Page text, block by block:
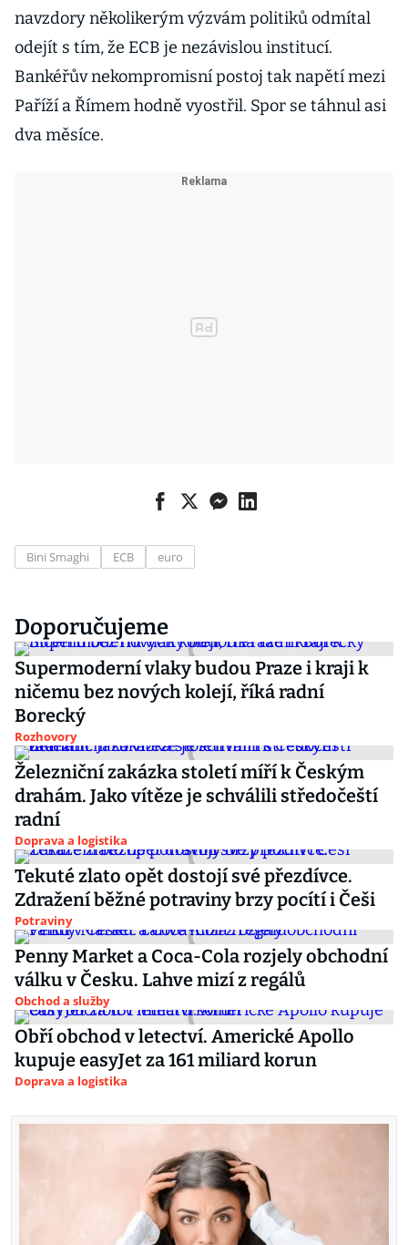
navzdory několikerým výzvám politiků odmítal
odejít s tím, že ECB je nezávislou institucí.
Bankéřův nekompromisní postoj tak napětí mezi
Paříží a Římem hodně vyostřil. Spor se táhnul asi
dva měsíce.
Bini Smaghi ECB euro
Doporučujeme
Supermoderní vlaky budou Praze i kraji k
ničemu bez nových kolejí, říká radní
Borecký
Rozhovory
Železniční zakázka století míří k Českým
drahám. Jako vítěze je schválili středočeští
radní
Doprava a logistika
Tekuté zlato opět dostojí své přezdívce.
Zdražení běžné potraviny brzy pocítí i Češi
Potraviny
Penny Market a Coca-Cola rozjely obchodní
válku v Česku. Lahve mizí z regálů
Obchod a služby
Obří obchod v letectví. Americké Apollo
kupuje easyJet za 161 miliard korun
Doprava a logistika